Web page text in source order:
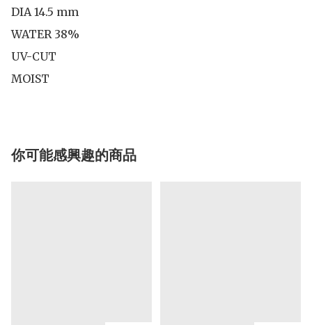
DIA 14.5 mm
WATER 38%
UV-CUT
MOIST
你可能感興趣的商品